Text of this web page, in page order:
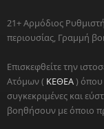
21+ Αρμόδιος
περιουσίας, Γραμμή
Επισκεφθείτε την
Ατόμων ( ΚΕΘΕΑ) όπου
συγκεκριμένες και
βοηθήσουν με όποιο